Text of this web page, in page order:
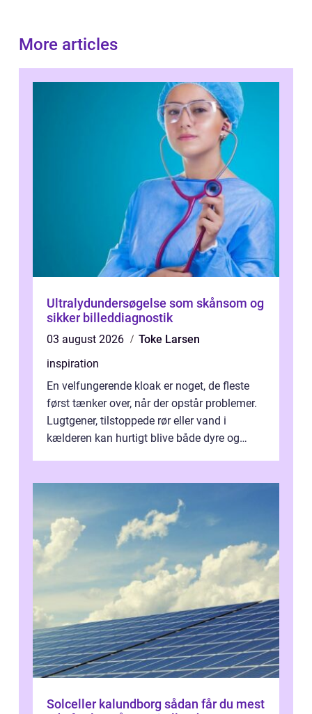
More articles
Ultralydundersøgelse som skånsom og
sikker billeddiagnostik
03 august 2026
Toke Larsen
inspiration
En velfungerende kloak er noget, de fleste
først tænker over, når der opstår problemer.
Lugtgener, tilstoppede rør eller vand i
kælderen kan hurtigt blive både dyre og
Solceller kalundborg sådan får du mest